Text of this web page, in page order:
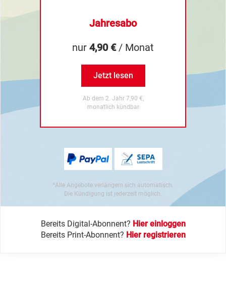
Jahresabo
nur 4,90 €/ Monat
Jetzt lesen
Ab dem 2. Jahr 7,90 €,
monatlich kündbar
*Alle Angebote verlängern sich automatisch.
Die Kündigung ist jederzeit möglich.
Bereits Digital-Abonnent? Hier einloggen
Bereits Print-Abonnent? Hier registrieren